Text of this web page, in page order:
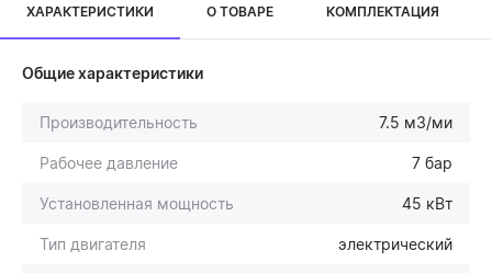
ХАРАКТЕРИСТИКИ О ТОВАРЕ КОМПЛЕКТАЦИЯ
Общие характеристики
Производительность 7.5 м3/ми
Рабочее давление 7 бар
Установленная мощность 45 кВт
Тип двигателя электрический